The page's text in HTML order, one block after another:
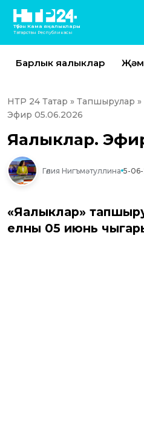
Түбән Кама яңалыклары
Татарстан Республикасы
Барлык яңалыклар
НТР 24 Татар » Тапшырулар »
Эфир 05.06.2026
Яңалыклар.
Гөлия Нигъмәтуллина 5-
«Яңалыклар»
елның 05 июнь